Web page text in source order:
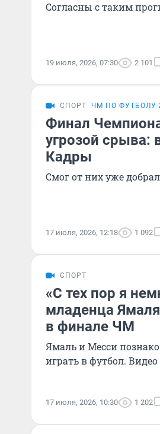
Согласны с таким
19 июля, 2026, 07:30 2 101
СПОРТ ЧМ ПО ФУТБОЛУ-
Финал
угрозой срыва:
Кадры
Смог от них уже
17 июля, 2026, 12:18 1 092
СПОРТ
«С тех пор я
младенца
в финале ЧМ
Ямаль и Месси
играть в футбол. Видео
17 июля, 2026, 10:30 1 202